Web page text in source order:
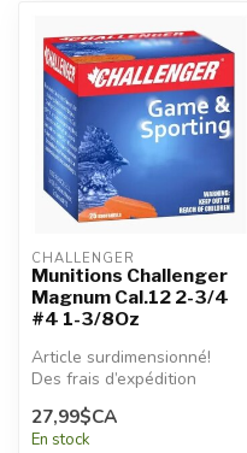
CHALLENGER
Munitions Challenger
Magnum Cal.12 2-3/4
#4 1-3/8Oz
Article surdimensionné!
Des frais d’expédition
appliqués.
27,99$CA
En stock